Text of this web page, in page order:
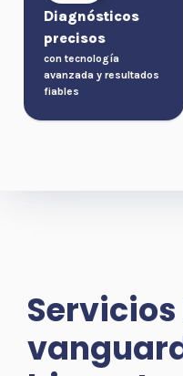
Diagnósticos
precisos
con tecnología
avanzada y resultados
fiables